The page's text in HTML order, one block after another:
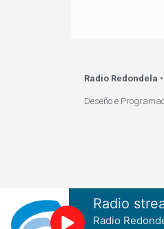
Radio Redondela
Deseño e
Radio
Radio